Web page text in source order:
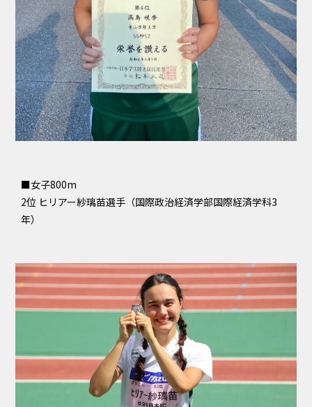
■女子800m
2位 ヒリアー紗璃苗選手（国際政治経済学部国際経済学科3
年）